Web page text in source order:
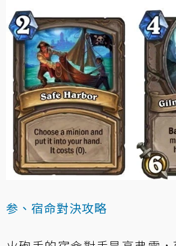
参、宿命對決攻略